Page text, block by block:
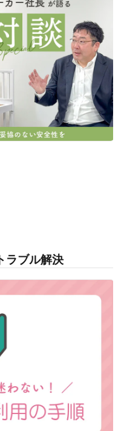
ラブル解決